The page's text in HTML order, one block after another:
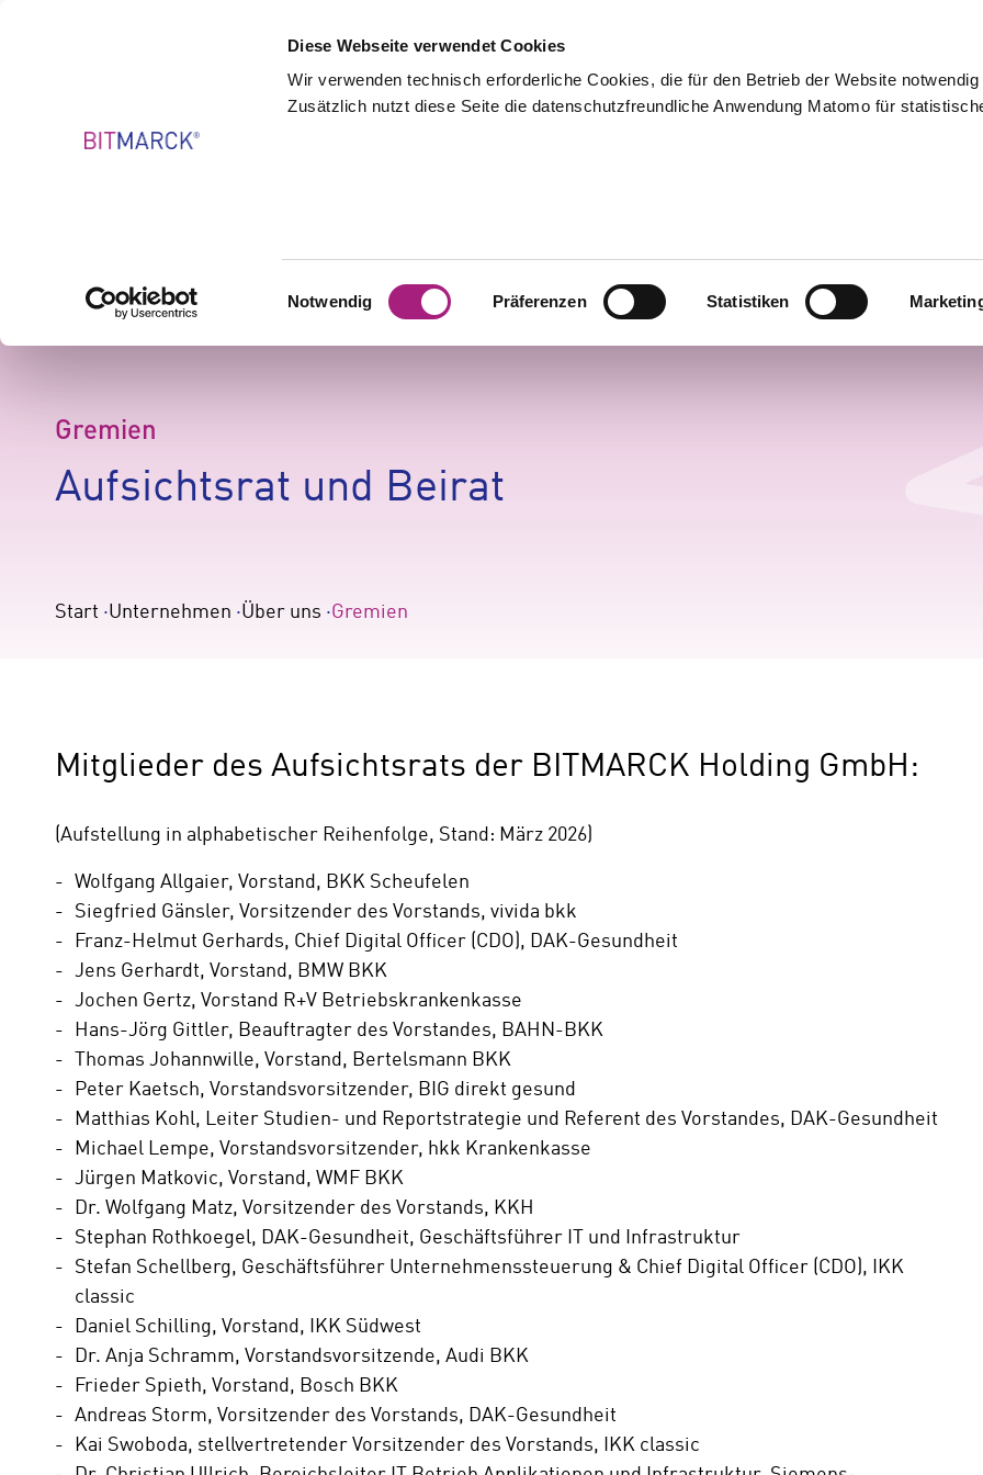
Diese Webseite verwendet Cookies
Wir verwenden technisch erforderliche Cookies, die für den Betrieb der Website notwendig
Zusätzlich nutzt diese Seite die datenschutzfreundliche Anwendung Matomo für
Einwilligungsauswahl
Notwendig Präferenzen Statistiken
Unternehmen
Gremien
Aufsichtsrat und Beirat
Start Unternehmen Über uns Gremien
Mitglieder des Aufsichtsrats der BITMARCK Holding GmbH:
(Aufstellung in alphabetischer Reihenfolge, Stand: März 2026)
Wolfgang Allgaier, Vorstand, BKK Scheufelen
Siegfried Gänsler, Vorsitzender des Vorstands, vivida bkk
Franz-Helmut Gerhards, Chief Digital Officer (CDO), DAK-Gesundheit
Jens Gerhardt, Vorstand, BMW BKK
Jochen Gertz, Vorstand R+V Betriebskrankenkasse
Hans-Jörg Gittler, Beauftragter des Vorstandes, BAHN-BKK
Thomas Johannwille, Vorstand, Bertelsmann BKK
Peter Kaetsch, Vorstandsvorsitzender, BIG direkt gesund
Matthias Kohl, Leiter Studien- und Reportstrategie und Referent des Vorstandes, DAK-Gesundheit
Michael Lempe, Vorstandsvorsitzender, hkk Krankenkasse
Jürgen Matkovic, Vorstand, WMF BKK
Dr. Wolfgang Matz, Vorsitzender des Vorstands, KKH
Stephan Rothkoegel, DAK-Gesundheit, Geschäftsführer IT und Infrastruktur
Stefan Schellberg, Geschäftsführer Unternehmenssteuerung & Chief Digital Officer (CDO), IKK
classic
Daniel Schilling, Vorstand, IKK Südwest
Dr. Anja Schramm, Vorstandsvorsitzende, Audi BKK
Frieder Spieth, Vorstand, Bosch BKK
Andreas Storm, Vorsitzender des Vorstands, DAK-Gesundheit
Kai Swoboda, stellvertretender Vorsitzender des Vorstands, IKK classic